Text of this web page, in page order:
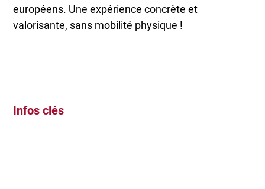
européens. Une expérience concrète et
valorisante, sans mobilité physique !
Infos clés